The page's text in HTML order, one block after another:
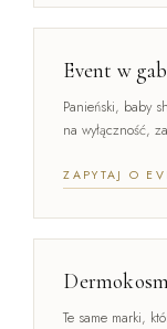
Event w
Panieński, baby
na wyłączność,
ZAPYTAJ O
Te same marki,